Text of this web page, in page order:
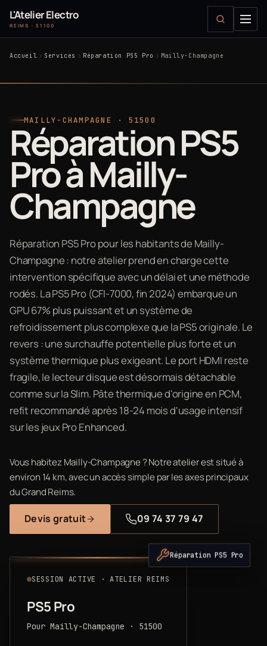
L'Atelier Electro
REIMS · 51100
Accueil Services Réparation PS5 Pro Mailly-Champagne
MAILLY-CHAMPAGNE · 51500
Réparation PS5
Pro à Mailly-
Champagne
Réparation PS5 Pro pour les habitants de Mailly-
Champagne : notre atelier prend en charge cette
intervention spécifique avec un délai et une méthode
rodés. La PS5 Pro (CFI-7000, fin 2024) embarque un
GPU 67% plus puissant et un système de
refroidissement plus complexe que la PS5 originale. Le
revers : une surchauffe potentielle plus forte et un
système thermique plus exigeant. Le port HDMI reste
fragile, le lecteur disque est désormais détachable
comme sur la Slim. Pâte thermique d'origine en PCM,
refit recommandé après 18-24 mois d'usage intensif
sur les jeux Pro Enhanced.
Vous habitez Mailly-Champagne ? Notre atelier est situé à
environ 14 km, avec un accès simple par les axes principaux
du Grand Reims.
Devis gratuit 09 74 37 79 47
SESSION ACTIVE · ATELIER REIMS
PS5 Pro
Pour Mailly-Champagne · 51500
Réparation PS5 Pro